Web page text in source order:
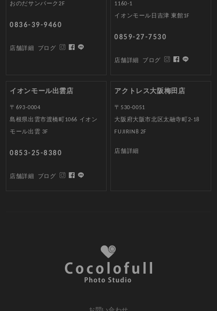
おのだサンパーク2F
0836-39-9460
店舗詳細 ブログ
1160-1
イオンモール日吉津 東館1F
0859-27-7530
店舗詳細 ブログ
イオンモール出雲店
〒693-0004
島根県出雲市渡橋町1066 イオン
モール出雲 3F
0853-25-8380
店舗詳細 ブログ
アクトレス大阪梅田店
〒530-0051
大阪府大阪市北区太融寺町2-18
FUJIRIN8 2F
店舗詳細